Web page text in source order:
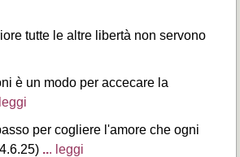
tutte le altre libertà non servono
è un modo per accecare la
per cogliere l'amore che ogni
... leggi